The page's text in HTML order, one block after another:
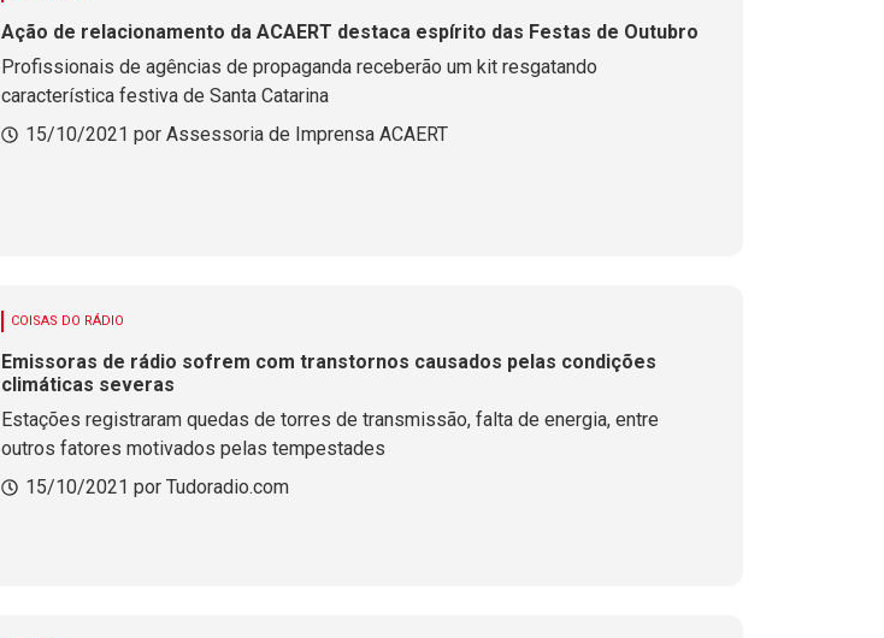
Ação de relacionamento da ACAERT destaca espírito das Festas de Outubro
Profissionais de agências de propaganda receberão um kit resgatando
característica festiva de Santa Catarina
15/10/2021 por Assessoria de Imprensa ACAERT
COISAS DO RÁDIO
Emissoras de rádio sofrem com transtornos causados pelas condições
climáticas severas
Estações registraram quedas de torres de transmissão, falta de energia, entre
outros fatores motivados pelas tempestades
15/10/2021 por Tudoradio.com